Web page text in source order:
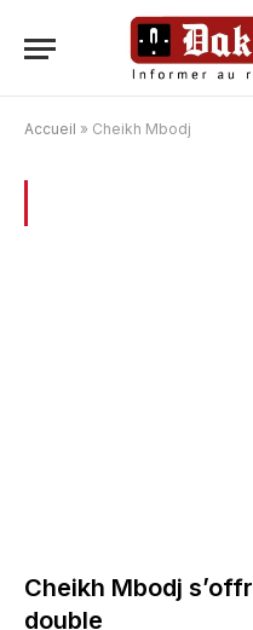
Accueil » Cheikh Mbodj
Cheikh Mbodj
double